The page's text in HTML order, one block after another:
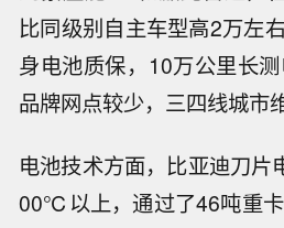
比同级别自主车型高2万左
身电池质保，10万公里长
品牌网点较少，三四线城市
电池技术方面，比亚迪刀片
00℃以上，通过了46吨重